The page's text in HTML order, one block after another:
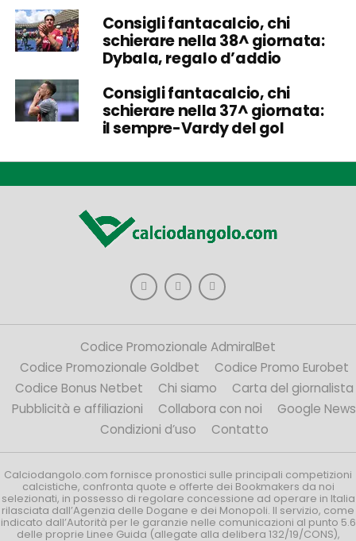
Consigli fantacalcio, chi
schierare nella 38^ giornata:
Dybala, regalo d’addio
Consigli fantacalcio, chi
schierare nella 37^ giornata:
il sempre-Vardy del gol
Codice Promozionale AdmiralBet
Codice Promozionale Goldbet
Codice Promo Eurobet
Codice Bonus Netbet
Chi siamo
Carta del giornalista
Pubblicità e affiliazioni
Collabora con noi
Google News
Condizioni d’uso
Contatto
Calciodangolo.com fornisce pronostici sulle principali competizioni
calcistiche, confronta quote e offerte dei Bookmakers da noi
selezionati, in possesso di regolare concessione ad operare in Italia
rilasciata dall’Agenzia delle Dogane e dei Monopoli. Il servizio, come
indicato dall’Autorità per le garanzie nelle comunicazioni al punto 5.6
delle proprie Linee Guida (allegate alla delibera 132/19/CONS),